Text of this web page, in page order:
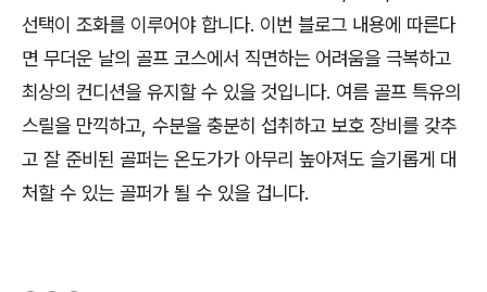
선택이 조화를 이루어야 합니다. 이번 블로그 내용에 따른다
면 무더운 날의 골프 코스에서 직면하는 어려움을 극복하고
최상의 컨디션을 유지할 수 있을 것입니다. 여름 골프 특유의
스릴을 만끽하고, 수분을 충분히 섭취하고 보호 장비를 갖추
고 잘 준비된 골퍼는 온도가가 아무리 높아져도 슬기롭게 대
처할 수 있는 골퍼가 될 수 있을 겁니다.